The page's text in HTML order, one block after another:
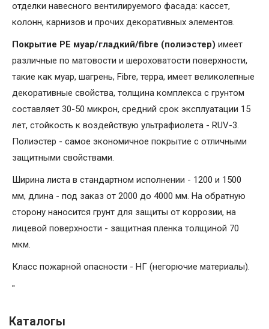
отделки навесного вентилируемого фасада: кассет,
колонн, карнизов и прочих декоративных элементов.
Покрытие PE муар/гладкий/fibre (полиэстер) имеет
различные по матовости и шероховатости поверхности,
такие как муар, шагрень, Fibrе, терра, имеет великолепные
декоративные свойства, толщина комплекса с грунтом
составляет 30-50 микрон, средний срок эксплуатации 15
лет, стойкость к воздействую ультрафиолета - RUV-3.
Полиэстер - самое экономичное покрытие с отличными
защитными свойствами.
Ширина листа в стандартном исполнении - 1200 и 1500
мм, длина - под заказ от 2000 до 4000 мм. На обратную
сторону наносится грунт для защиты от коррозии, на
лицевой поверхности - защитная пленка толщиной 70
мкм.
Класс пожарной опасности - НГ (негорючие материалы).
"
Каталогы